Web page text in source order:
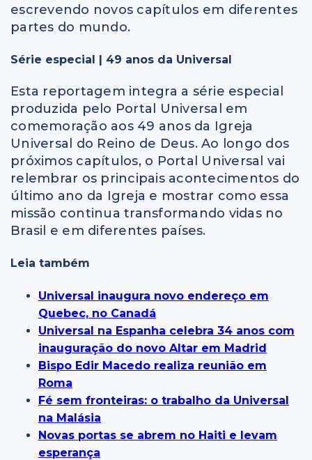
escrevendo novos capítulos em diferentes
partes do mundo.
Série especial | 49 anos da Universal
Esta reportagem integra a série especial
produzida pelo Portal Universal em
comemoração aos 49 anos da Igreja
Universal do Reino de Deus. Ao longo dos
próximos capítulos, o Portal Universal vai
relembrar os principais acontecimentos do
último ano da Igreja e mostrar como essa
missão continua transformando vidas no
Brasil e em diferentes países.
Leia também
Universal inaugura novo endereço em
Quebec, no Canadá
Universal na Espanha celebra 34 anos com
inauguração do novo Altar em Madrid
Bispo Edir Macedo realiza reunião em
Roma
Fé sem fronteiras: o trabalho da Universal
na Malásia
Novas portas se abrem no Haiti e levam
esperança